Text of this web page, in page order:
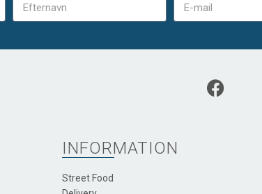
INFORMATION
Street Food